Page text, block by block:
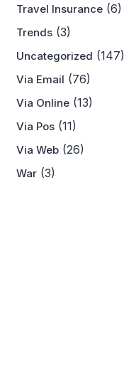
Travel Insurance (6)
Trends (3)
Uncategorized (147)
Via Email (76)
Via Online (13)
Via Pos (11)
Via Web (26)
War (3)